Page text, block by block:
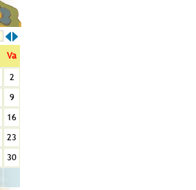
Va
2
9
16
23
30